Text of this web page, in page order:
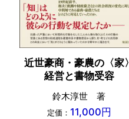
近世豪商・豪農の〈家〉
経営と書物受容
鈴木淳世 著
定価： 11,000円